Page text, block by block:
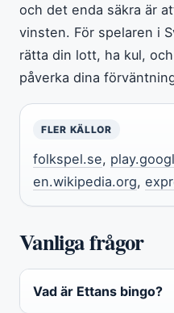
och det enda säkra är
vinsten. För spelaren i
rätta din lott, ha kul,
påverka dina
FLER KÄLLOR
folkspel.se,
en.wikipedia.org,
Vanliga frågor
Vad är Ettans bingo?